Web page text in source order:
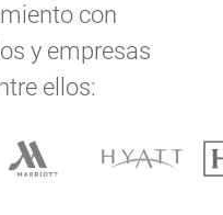
con
y empresas
ellos: